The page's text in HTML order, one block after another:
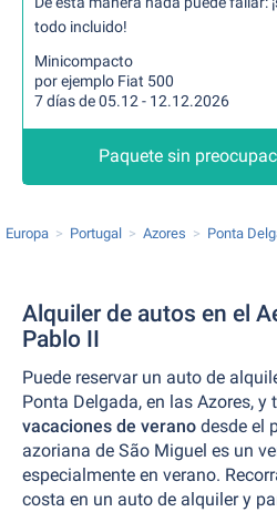
todo incluido!
Minicompacto
por ejemplo Fiat 500
7 días de 05.12 - 12.12.2026
Paquete sin
Europa Portugal Azores Ponta
Alquiler de autos en el
Pablo II
Puede reservar un auto de
Ponta Delgada, en las Azores,
vacaciones de verano desde el
azoriana de São Miguel es un
especialmente en verano.
costa en un auto de alquiler y